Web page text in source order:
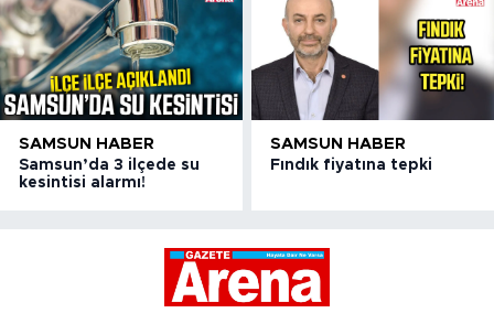
SAMSUN HABER
Samsun’da 3 ilçede su
kesintisi alarmı!
SAMSUN HABER
Fındık fiyatına tepki